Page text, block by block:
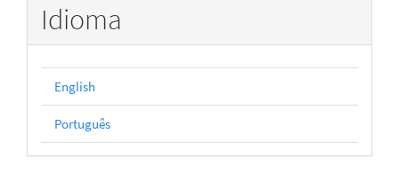
Idioma
English
Português